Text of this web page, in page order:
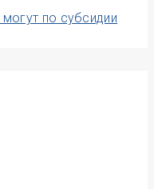
по субсидии